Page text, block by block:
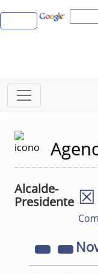
Alcalde-
Presidente ☒